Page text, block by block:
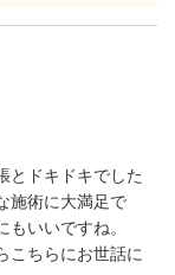
とドキドキでした
施術に大満足で
いいですね。
こちらにお世話に